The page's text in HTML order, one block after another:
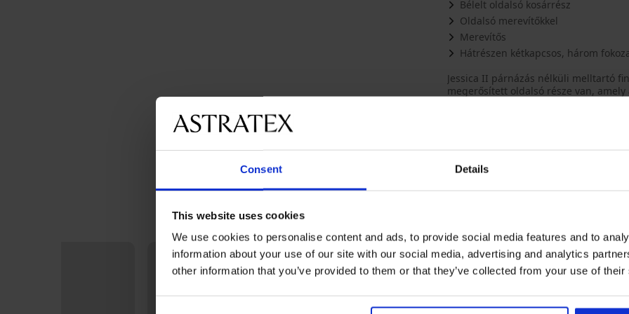
Consent Details
This website uses cookies
We use cookies to personalise content and ads, to provide social media features and to
information about your use of our site with our social media, advertising and analytics
other information that you’ve provided to them or that they’ve collected from your use of
Bélelt oldalsó kosárrész
Oldalsó merevítőkkel
Merevítős
Hátrészen kétkapcsos, három
Jessica II párnázás nélküli melltartó
megerősített oldalsó része van,
Gyártó
NEW
LIMITED